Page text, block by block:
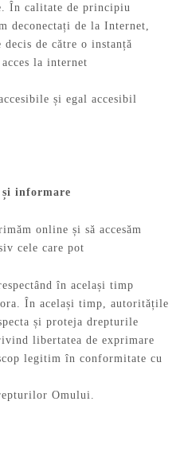
În calitate de principiu
deconectați de la Internet,
decis de către o instanță
la internet
și egal accesibil
informare
online și să accesăm
cele care pot
în același timp
În același timp, autoritățile
și proteja drepturile
libertatea de exprimare
legitim în conformitate cu
Omului.